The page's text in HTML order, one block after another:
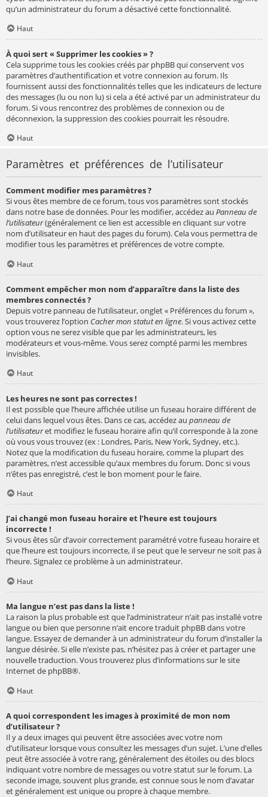
qu’un administrateur du forum a désactivé cette fonctionnalité.
Haut
À quoi sert « Supprimer les cookies » ?
Cela supprime tous les cookies créés par phpBB qui conservent vos
paramètres d’authentification et votre connexion au forum. Ils
fournissent aussi des fonctionnalités telles que les indicateurs de lecture
des messages (lu ou non lu) si cela a été activé par un administrateur du
forum. Si vous rencontrez des problèmes de connexion ou de
déconnexion, la suppression des cookies pourrait les résoudre.
Haut
Paramètres et préférences de l’utilisateur
Comment modifier mes paramètres ?
Si vous êtes membre de ce forum, tous vos paramètres sont stockés
dans notre base de données. Pour les modifier, accédez au Panneau de
l’utilisateur(généralement ce lien est accessible en cliquant sur votre
nom d’utilisateur en haut des pages du forum). Cela vous permettra de
modifier tous les paramètres et préférences de votre compte.
Haut
Comment empêcher mon nom d’apparaître dans la liste des
membres connectés ?
Depuis votre panneau de l’utilisateur, onglet « Préférences du forum »,
vous trouverez l’option Cacher mon statut en ligne. Si vous activez cette
option vous ne serez visible que par les administrateurs, les
modérateurs et vous-même. Vous serez compté parmi les membres
invisibles.
Haut
Les heures ne sont pas correctes !
Il est possible que l’heure affichée utilise un fuseau horaire différent de
celui dans lequel vous êtes. Dans ce cas, accédez au panneau de
l’utilisateuret modifiez le fuseau horaire afin qu’il corresponde à la zone
où vous vous trouvez (ex : Londres, Paris, New York, Sydney, etc.).
Notez que la modification du fuseau horaire, comme la plupart des
paramètres, n’est accessible qu’aux membres du forum. Donc si vous
n’êtes pas enregistré, c’est le bon moment pour le faire.
Haut
J’ai changé mon fuseau horaire et l’heure est toujours
incorrecte !
Si vous êtes sûr d’avoir correctement paramétré votre fuseau horaire et
que l’heure est toujours incorrecte, il se peut que le serveur ne soit pas à
l’heure. Signalez ce problème à un administrateur.
Haut
Ma langue n’est pas dans la liste !
La raison la plus probable est que l’administrateur n’ait pas installé votre
langue ou bien que personne n’ait encore traduit phpBB dans votre
langue. Essayez de demander à un administrateur du forum d’installer la
langue désirée. Si elle n’existe pas, n’hésitez pas à créer et partager une
nouvelle traduction. Vous trouverez plus d’informations sur le site
Internet de phpBB®.
Haut
A quoi correspondent les images à proximité de mon nom
d’utilisateur ?
Il y a deux images qui peuvent être associées avec votre nom
d’utilisateur lorsque vous consultez les messages d’un sujet. L’une d’elles
peut être associée à votre rang, généralement des étoiles ou des blocs
indiquant votre nombre de messages ou votre statut sur le forum. La
seconde image, souvent plus grande, est connue sous le nom d’avatar
et généralement est unique ou propre à chaque membre.